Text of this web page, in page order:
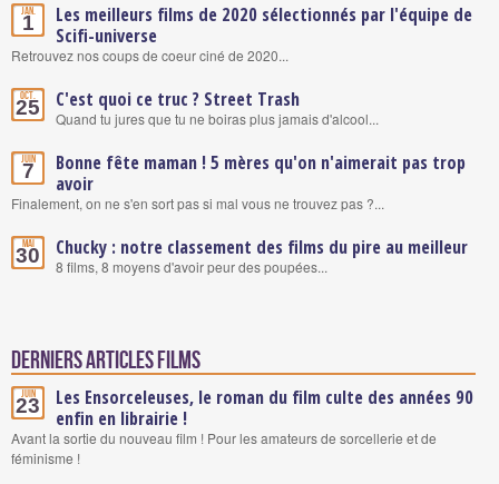
Jan.
1
Les meilleurs films de 2020 sélectionnés par l'équipe de
Scifi-universe
Retrouvez nos coups de coeur ciné de 2020...
Oct.
25 C'est quoi ce truc ? Street Trash
Quand tu jures que tu ne boiras plus jamais d'alcool...
Juin
7
Bonne fête maman ! 5 mères qu'on n'aimerait pas trop
avoir
Finalement, on ne s'en sort pas si mal vous ne trouvez pas ?...
Mai
30 Chucky : notre classement des films du pire au meilleur
8 films, 8 moyens d'avoir peur des poupées...
Derniers articles Films
Juin
23
Les Ensorceleuses, le roman du film culte des années 90
enfin en librairie !
Avant la sortie du nouveau film ! Pour les amateurs de sorcellerie et de
féminisme !